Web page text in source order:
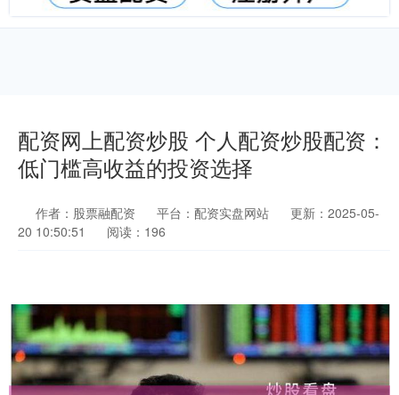
配资网上配资炒股 个人配资炒股配资：
低门槛高收益的投资选择
作者：股票融配资 平台：配资实盘网站
更新：2025-05-
20 10:50:51
阅读：196